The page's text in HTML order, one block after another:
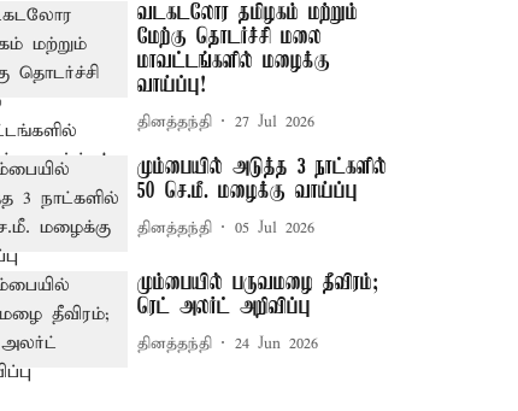
வடகடலோர தமிழகம் மற்றும்
மேற்கு தொடர்ச்சி மலை
மாவட்டங்களில் மழைக்கு
வாய்ப்பு!
தினத்தந்தி 27 Jul 2026
மும்பையில் அடுத்த 3 நாட்களில்
50 செ.மீ. மழைக்கு வாய்ப்பு
தினத்தந்தி 05 Jul 2026
மும்பையில் பருவமழை தீவிரம்;
ரெட் அலர்ட் அறிவிப்பு
தினத்தந்தி 24 Jun 2026